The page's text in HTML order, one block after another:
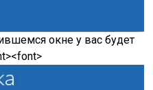
окне у вас будет